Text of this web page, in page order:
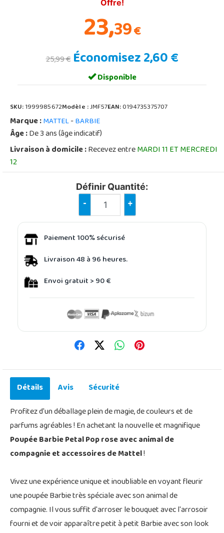
Offre!
23,39€
25,99 € Économisez 2,60 €
Disponible
SKU:1999985672Modèle :JMF57EAN:0194735375707
Marque :MATTEL-BARBIE
Âge :De 3 ans (âge indicatif)
Livraison à domicile :Recevez entreMARDI 11 ET MERCREDI
12
Définir Quantité:
- +
Paiement 100% sécurisé
Livraison 48 à 96 heures.
Envoi gratuit > 90 €
Détails Avis
Sécurité
Profitez d'un déballage plein de magie, de couleurs et de
parfums agréables ! En achetant la nouvelle et magnifique
Poupée Barbie Petal Pop rose avec animal de
compagnie et accessoires de Mattel!
Vivez une expérience unique et inoubliable en voyant fleurir
une poupée Barbie très spéciale avec son animal de
compagnie. Il vous suffit d'arroser le bouquet avec l'arrosoir
fourni et de voir apparaître petit à petit Barbie avec son look